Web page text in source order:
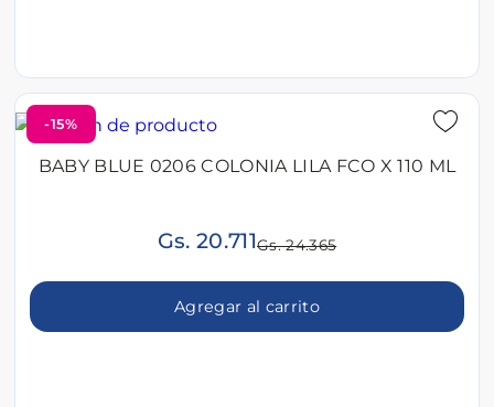
-15%
BABY BLUE 0206 COLONIA LILA FCO X 110 ML
Gs. 20.711Gs. 24.365
Agregar al carrito